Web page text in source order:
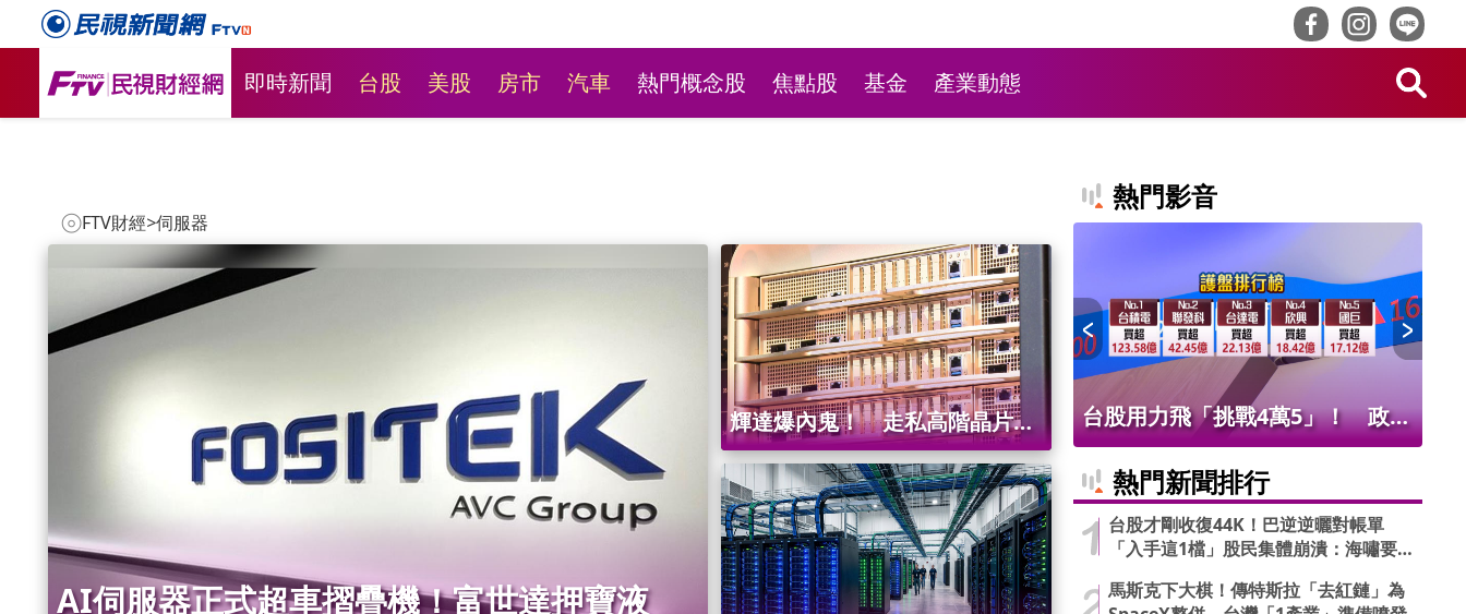
即時新聞 台股 美股 房市 汽車 熱門概念股 焦點股 基金 產業動態
FTV財經>伺服器
AI伺服器正式超車摺疊機！富世達押寶液
輝達爆內鬼！ 走私高階晶片至
中國 資深經理遭羈押
熱門影音
新莊粉條冰店9月將歇業！ 老饕
不捨盼「新莊陳意涵」接班
台股用力飛「挑戰4萬5」！ 政府
熱門新聞排行
台股才剛收復44K！巴逆逆曬對帳單
「入手這1檔」股民集體崩潰：海嘯要
馬斯克下大棋！傳特斯拉「去紅鏈」為